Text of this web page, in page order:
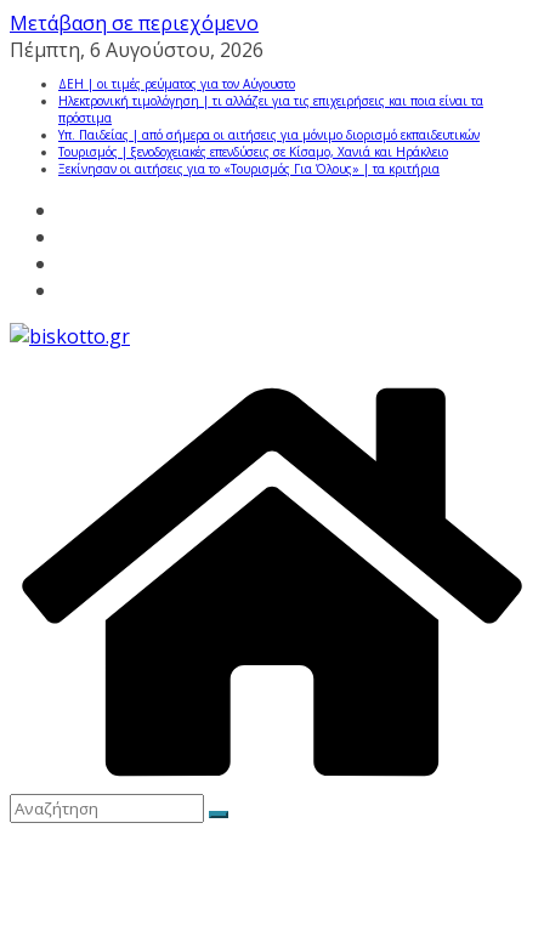
Μετάβαση σε περιεχόμενο
Πέμπτη, 6 Αυγούστου, 2026
ΔΕΗ | οι τιμές ρεύματος για τον Αύγουστο
Ηλεκτρονική τιμολόγηση | τι αλλάζει για τις επιχειρήσεις και ποια είναι τα
πρόστιμα
Υπ. Παιδείας | από σήμερα οι αιτήσεις για μόνιμο διορισμό εκπαιδευτικών
Τουρισμός | ξενοδοχειακές επενδύσεις σε Κίσαμο, Χανιά και Ηράκλειο
Ξεκίνησαν οι αιτήσεις για το «Τουρισμός Για Όλους» | τα κριτήρια